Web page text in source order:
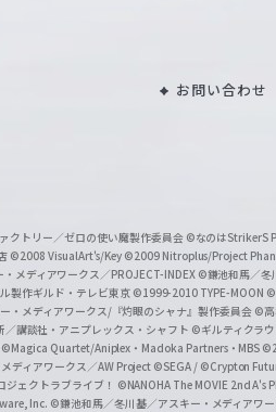
お問い合わせ
クトリー／ゼロの使い魔製作委員会 ©なのはStrikerS
©2008 VisualArt's/Key ©2009 Nitroplus/Project
メディアワークス／PROJECT-INDEX ©鎌池和馬／冬
製作ギルド・テレビ東京 ©1999-2010 TYPE-MOON
・メディアワークス/『灼眼のシャナ』製作委員会 ©高
講談社・アニプレックス・シャフト ©ギルティクラ
©Magica Quartet/Aniplex・Madoka Partners・MBS
ディアワークス／AW Project ©SEGA / ©Crypton
ェクトラブライブ！ ©NANOHA The MOVIE 2nd A's
Inc. ©鎌池和馬／冬川基／アスキー・メディアワ